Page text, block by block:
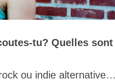
tu? Quelles
ou indie